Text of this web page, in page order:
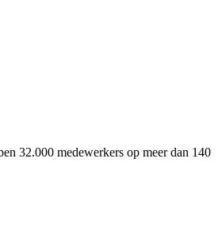
32.000 medewerkers op meer dan 140